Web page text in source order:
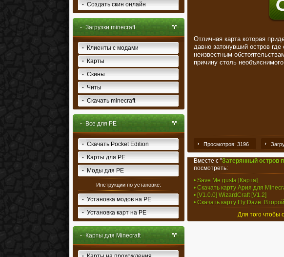
Создать скин онлайн
Загрузки minecraft
Клиенты с модами
Карты
Скины
Читы
Скачать minecraft
Все для PE
Скачать Pocket Edition
Карты для PE
Моды для PE
Инструкции по установке:
Установка модов на PE
Установка карт на PE
Карты для Minecraft
Отличная карта которая
давно затонувший остров
неизвестным
причину столь
Просмотров: 3196
Вместе с "Затерянный остров
посмотреть:
• Save Me gusta [Карта]
• Скачать карту Ария для
• [V1.0.0] WizardCraft [V1.2]
• Скачать карту Fly Daze.
Для того чтобы